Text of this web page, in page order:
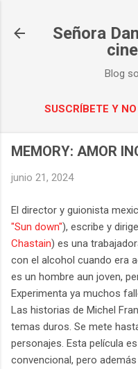
Señora
Blog
SUSCRÍBETE Y
MEMORY: AMOR
junio 21, 2024
El director y guionista
"Sun down"), escribe y
Chastain) es una
con el alcohol cuando era
es un hombre aun joven,
Experimenta ya muchos
Las historias de Michel
temas duros. Se mete
personajes. Esta película
convencional, pero